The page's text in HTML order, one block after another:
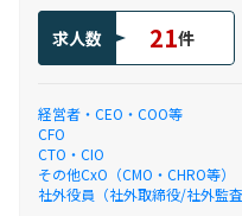
求人数 21件
経営者・CEO・COO等
CFO
CTO・CIO
その他CxO（CMO・CHRO等）
社外役員（社外取締役/社外監査